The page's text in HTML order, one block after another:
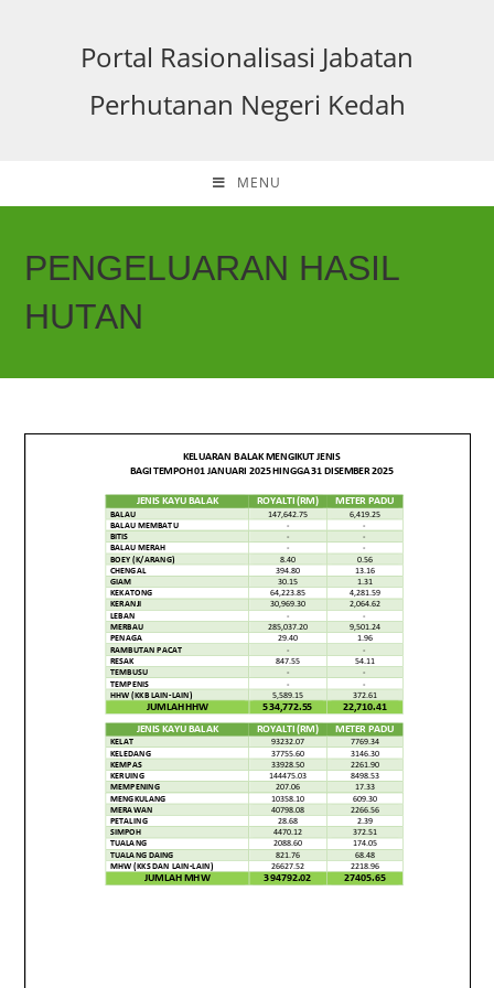
Portal Rasionalisasi Jabatan
Perhutanan Negeri Kedah
MENU
PENGELUARAN HASIL
HUTAN